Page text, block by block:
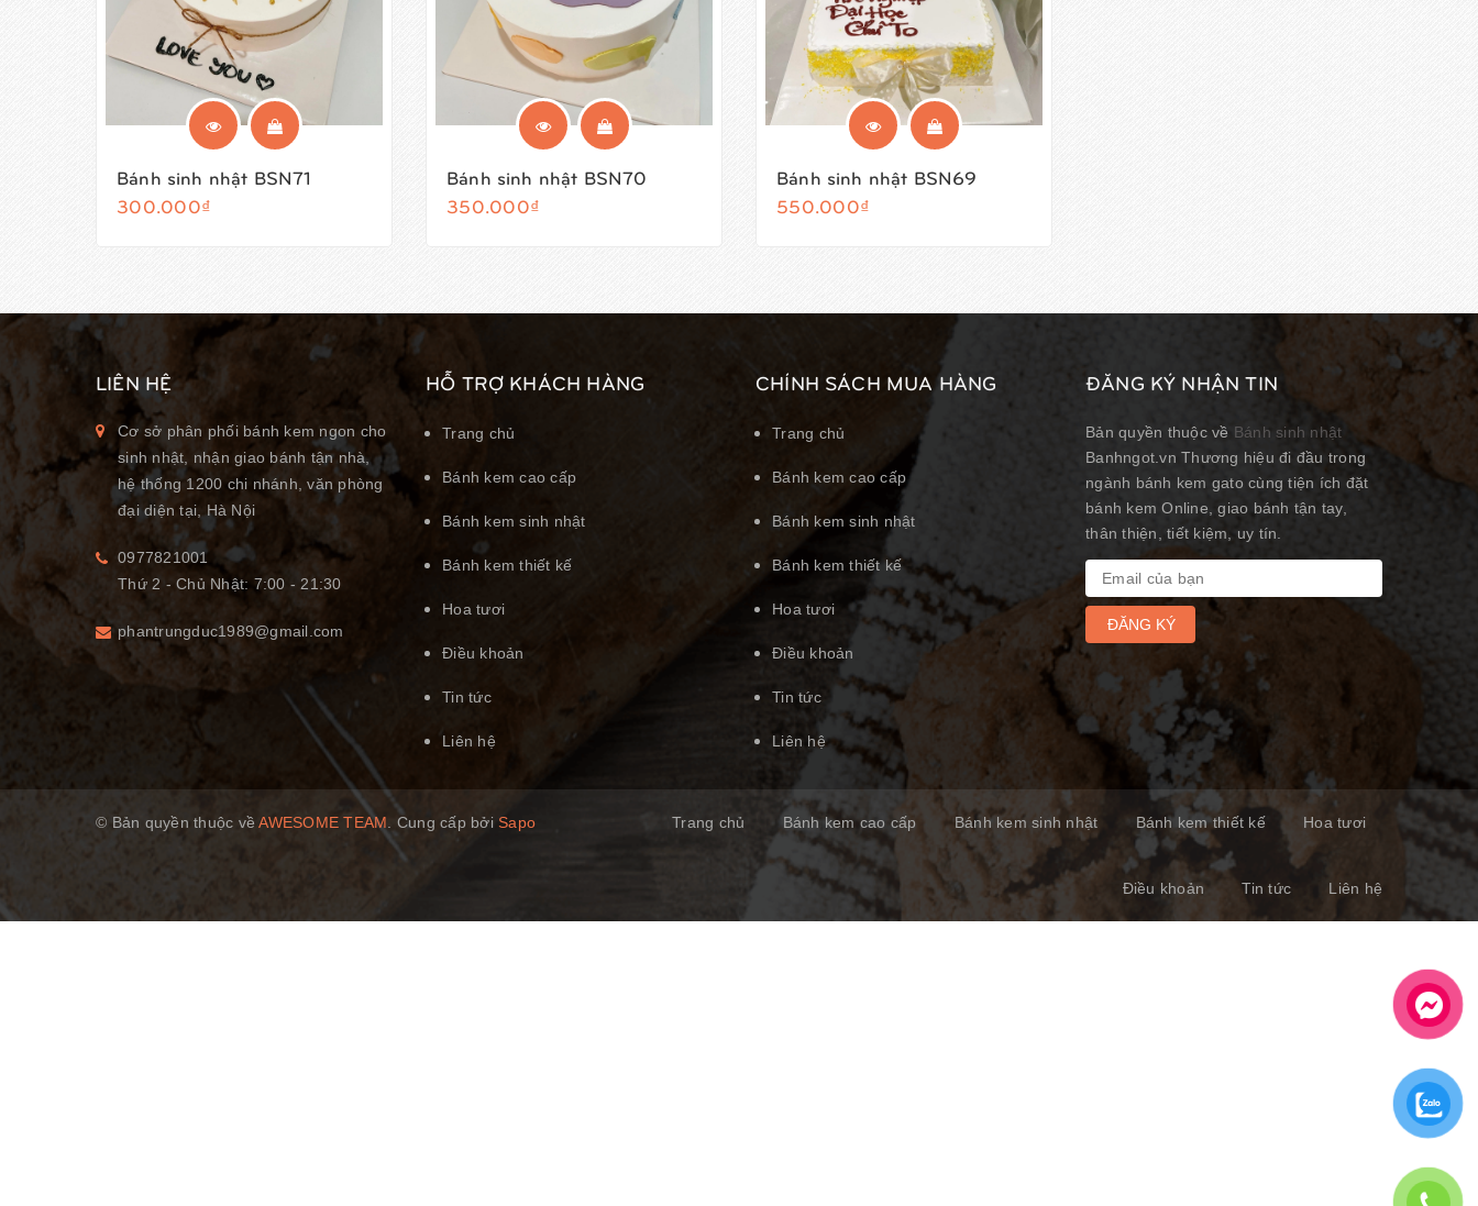
Bánh sinh nhật BSN71
300.000₫
Bánh sinh nhật BSN70
350.000₫
Bánh sinh nhật BSN69
550.000₫
LIÊN HỆ
Cơ sở phân phối bánh kem ngon cho
sinh nhật, nhận giao bánh tận nhà,
hệ thống 1200 chi nhánh, văn phòng
đại diện tại, Hà Nội
0977821001
Thứ 2 - Chủ Nhật: 7:00 - 21:30
phantrungduc1989@gmail.com
HỖ TRỢ KHÁCH HÀNG
Trang chủ
Bánh kem cao cấp
Bánh kem sinh nhật
Bánh kem thiết kế
Hoa tươi
Điều khoản
Tin tức
Liên hệ
CHÍNH SÁCH MUA HÀNG
Trang chủ
Bánh kem cao cấp
Bánh kem sinh nhật
Bánh kem thiết kế
Hoa tươi
Điều khoản
Tin tức
Liên hệ
ĐĂNG KÝ NHẬN TIN
Bản quyền thuộc về Bánh sinh nhật
Banhngot.vn Thương hiệu đi đầu trong
ngành bánh kem gato cùng tiện ích đặt
bánh kem Online, giao bánh tận tay,
thân thiện, tiết kiệm, uy tín.
ĐĂNG KÝ
Trang chủ Bánh kem cao cấp Bánh kem sinh nhật Bánh kem thiết kế Hoa tươi
Điều khoản Tin tức Liên hệ
© Bản quyền thuộc vềAWESOME TEAM. Cung cấp bởi Sapo